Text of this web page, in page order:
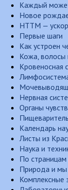
Каждый
Новое
НТТМ —
Первые шаги
Как устроен
Кожа, волосы
Кровеносная
Нервная
Органы чувств
Календарь
Листы из
Наука и
По страницам
Природа и мы
Комплексные